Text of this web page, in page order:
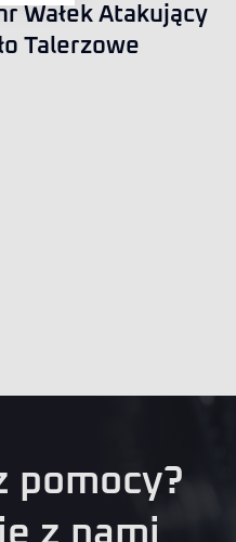
Wałek Atakujący
Talerzowe
pomocy?